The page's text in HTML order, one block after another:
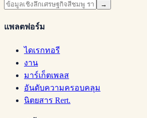
→
แพลตฟอร์ม
ไดเรกทอรี
งาน
มาร์เก็ตเพลส
อันดับความครอบคลุม
นิตยสาร Rert.